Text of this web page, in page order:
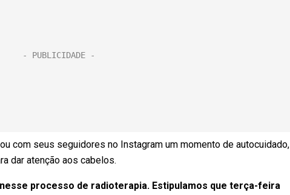
com seus seguidores no Instagram um momento de autocuidado,
dar atenção aos cabelos.
processo de radioterapia. Estipulamos que terça-feira